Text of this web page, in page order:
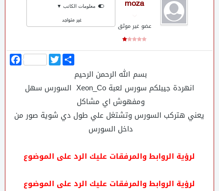
moza
عضو غير موثق
معلومات الكاتب ▼
غير متواجد
F
a
b
k
T
w
t
ا
ن
بسم الله الرحمن الرحيم
انهردة جيبلكم سورس لعبة Xeon_Co السورس سهل
ومفهوش اي مشاكل
يعني هتركب السورس وتشتغل علي طول دي شوية صور من
داخل السورس
لرؤية الروابط والمرفقات عليك الرد على الموضوع
لرؤية الروابط والمرفقات عليك الرد على الموضوع